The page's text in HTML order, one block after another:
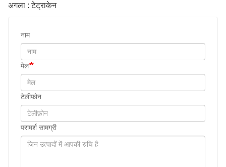
अगला : टेट्राकेन
नाम
मेल
टेलीफ़ोन
परामर्श सामग्री